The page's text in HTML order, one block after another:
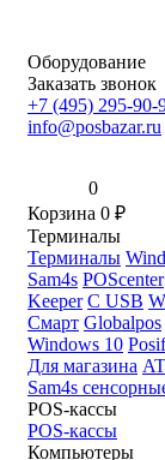
Оборудование
Заказать звонок
+7 (495) 295-90-
info@posbazar.ru
0
Корзина 0 ₽
Терминалы
Терминалы
Sam4s POScenter
Keeper С USB
Смарт Globalpos
Windows 10
Для магазина
Sam4s
POS-кассы
POS-кассы
Компьютеры